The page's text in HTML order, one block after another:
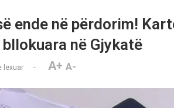
ende në përdorim!
në Gjykatë
lexuar A+ A-